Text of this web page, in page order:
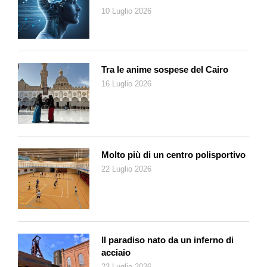
diminuzioni termiche che li solidificano (congelandoli). Ulteriori
nevicate si depositano su superfici instabili che agevolano lo
scivolamento delle valanghe.
montagna. In sostanza si tratta di una frana di masse di neve
e/o di ghiaccio in condizioni di equilibrio instabile lungo un
pendio superiore a 30 gradi. La valanga può essere provocata
per scivolamento di masse di neve fresca su una superficie di
massa nevosa – dovuto all’aumento termico dell’aria e a un
apporto di calore dal basso verso l’alto – provoca una valanga
di neve pesante, detta di fondo, con conseguente
trascinamento di vegetali e piccoli animali, dall’alto verso il
Nel Cantone Ticino, la Valle Bedretto è nota da vecchia data
per ilflagello bianco: posta al confluire delle sorgenti di cinque
fiumi (Reuss, Rodano, Toce, Ticino, Maggia; è sede di copiose
10 Luglio 2026
Tra le anime sospese del Cairo
16 Luglio 2026
Molto più di un centro polisportivo
22 Luglio 2026
Il paradiso nato da un inferno di
acciaio